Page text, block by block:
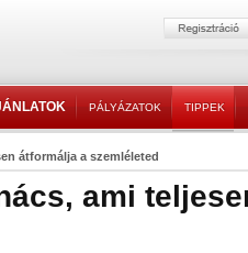
PÁLYÁZATOK TIPPEK
átformálja a szemléleted
ami